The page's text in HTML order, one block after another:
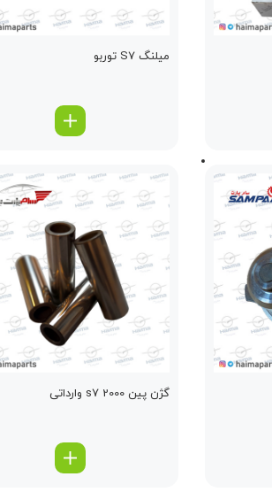
میلنگ S7 توربو
گژن پین s7 2000 وارداتی